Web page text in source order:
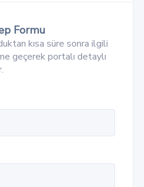
Formu
kısa süre sonra ilgili
geçerek portalı detaylı